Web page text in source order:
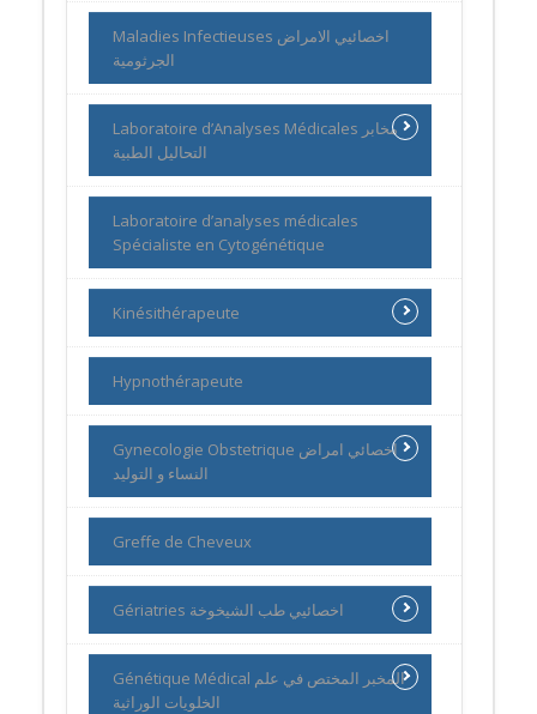
Maladies Infectieuses اخصائيي الامراض
الجرثومية
Laboratoire d’Analyses Médicales مخابر
التحاليل الطبية
Laboratoire d’analyses médicales
Spécialiste en Cytogénétique
Kinésithérapeute
Hypnothérapeute
Gynecologie Obstetrique اخصائي امراض
النساء و التوليد
Greffe de Cheveux
Gériatries اخصائيي طب الشيخوخة
Génétique Médical المخبر المختص في علم
الخلويات الوراثية